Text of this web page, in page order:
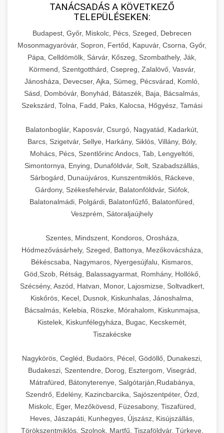
TANÁCSADÁS A KÖVETKEZŐ
TELEPÜLÉSEKEN:
Budapest, Győr, Miskolc, Pécs, Szeged, Debrecen
Mosonmagyaróvár, Sopron, Fertőd, Kapuvár, Csorna, Győr,
Pápa, Celldömölk, Sárvár, Kőszeg, Szombathely, Ják,
Körmend, Szentgotthárd, Csepreg, Zalalövő, Vasvár,
Jánosháza, Devecser, Ajka, Sümeg, Pécsvárad, Komló,
Sásd, Dombóvár, Bonyhád, Bátaszék, Baja, Bácsalmás,
Szekszárd, Tolna, Fadd, Paks, Kalocsa, Hőgyész, Tamási
Balatonboglár, Kaposvár, Csurgó, Nagyatád, Kadarkút,
Barcs, Szigetvár, Sellye, Harkány, Siklós, Villány, Bóly,
Mohács, Pécs, Szentlőrinc Andocs, Tab, Lengyeltóti,
Simontornya, Enying, Dunaföldvár, Solt, Szabadszállás,
Sárbogárd, Dunaújváros, Kunszentmiklós, Ráckeve,
Gárdony, Székesfehérvár, Balatonföldvár, Siófok,
Balatonalmádi, Polgárdi, Balatonfűzfő, Balatonfüred,
Veszprém, Sátoraljaújhely
Szentes, Mindszent, Kondoros, Orosháza,
Hódmezővásárhely, Szeged, Battonya, Mezőkovácsháza,
Békéscsaba, Nagymaros, Nyergesújfalu, Kismaros,
Göd,Szob, Rétság, Balassagyarmat, Romhány, Hollókő,
Szécsény, Aszód, Hatvan, Monor, Lajosmizse, Soltvadkert,
Kiskőrös, Kecel, Dusnok, Kiskunhalas, Jánoshalma,
Bácsalmás, Kelebia, Röszke, Mórahalom, Kiskunmajsa,
Kistelek, Kiskunfélegyháza, Bugac, Kecskemét,
Tiszakécske
Nagykörös, Cegléd, Budaörs, Pécel, Gödöllő, Dunakeszi,
Budakeszi, Szentendre, Dorog, Esztergom, Visegrád,
Mátrafüred, Bátonyterenye, Salgótarján,Rudabánya,
Szendrő, Edelény, Kazincbarcika, Sajószentpéter, Ózd,
Miskolc, Eger, Mezőkövesd, Füzesabony, Tiszafüred,
Heves, Jászapáti, Kunhegyes, Újszász, Kisújszállás,
Törökszentmiklós, Szolnok, Martfű, Tiszaföldvár, Túrkeve,